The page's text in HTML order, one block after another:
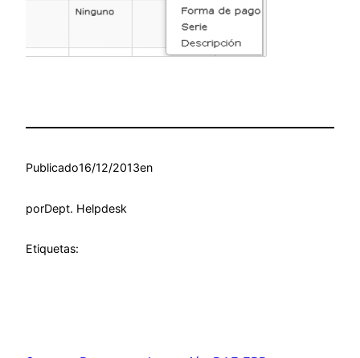
Publicado16/12/2013en
porDept. Helpdesk
Etiquetas: